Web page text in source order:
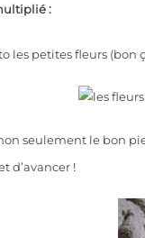
:
les petites fleurs (bon
seulement le bon
d’avancer !